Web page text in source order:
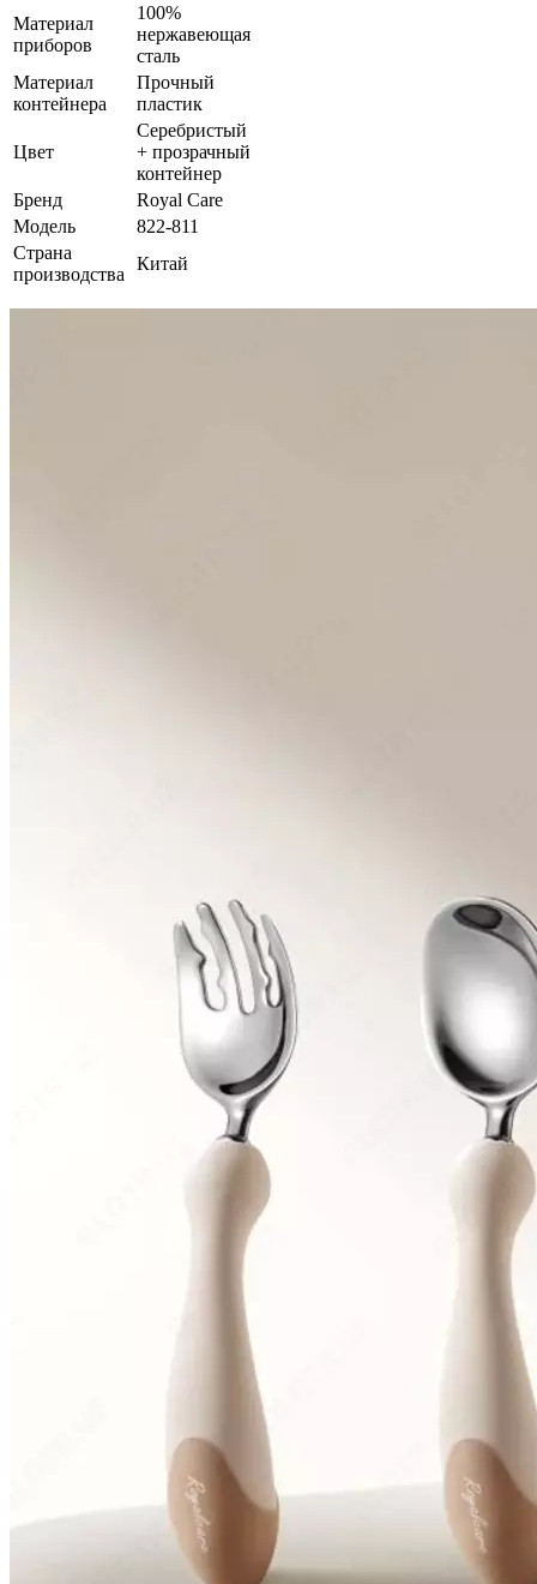
Материал
приборов
100%
нержавеющая
сталь
Материал
контейнера
Прочный
пластик
Цвет
Серебристый
+ прозрачный
контейнер
Бренд
Royal Care
Модель
822-811
Страна
производства
Китай